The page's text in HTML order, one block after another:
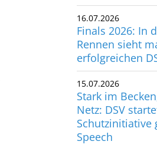
16.07.2026
Finals 2026: In
Rennen sieht
erfolgreichen
15.07.2026
Stark im
Netz: DSV
Schutzinitiative
Speech